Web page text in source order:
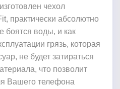
чехол
практически абсолютно
боятся воды, и как
грязь, которая
не будет затираться
что позволит
Вашего телефона